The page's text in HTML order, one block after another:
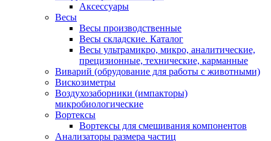
Аксессуары
Весы
Весы производственные
Весы складские. Каталог
Весы ультрамикро, микро, аналитические,
прецизионные, технические, карманные
Виварий (обрудование для работы с животными)
Вискозиметры
Воздухозаборники (импакторы)
микробиологические
Вортексы
Вортексы для смешивания компонентов
Анализаторы размера частиц